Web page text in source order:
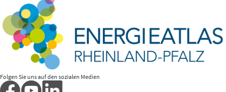
Folgen Sie uns auf den sozialen Medien